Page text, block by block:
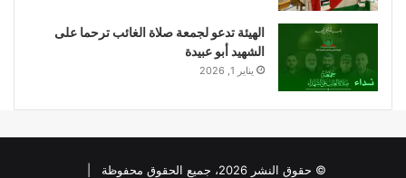
الهيئة تدعو لجمعة صلاة الغائب ترحما على
الشهيد أبو عبيدة
يناير 1, 2026
© حقوق النشر 2026، جميع الحقوق محفوظة |